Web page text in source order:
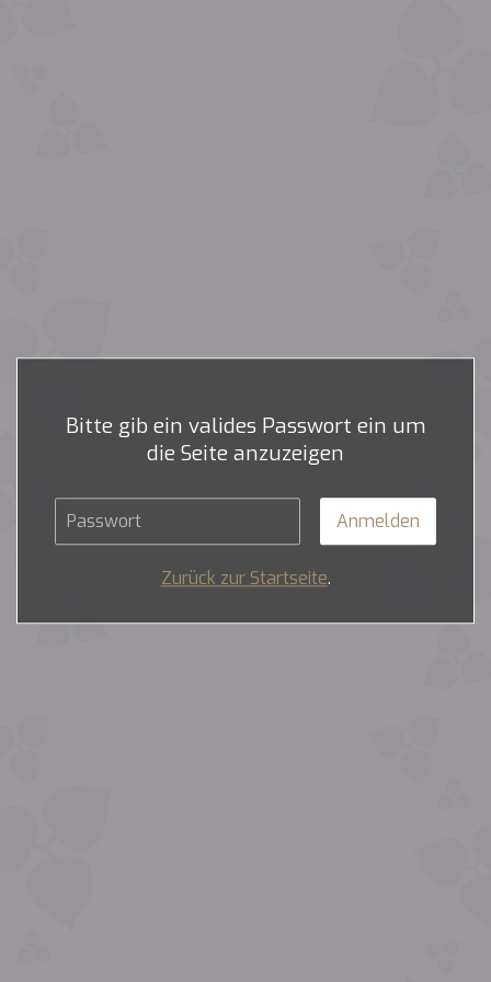
Bitte gib ein valides Passwort ein um
die Seite anzuzeigen
Zurück zur Startseite.